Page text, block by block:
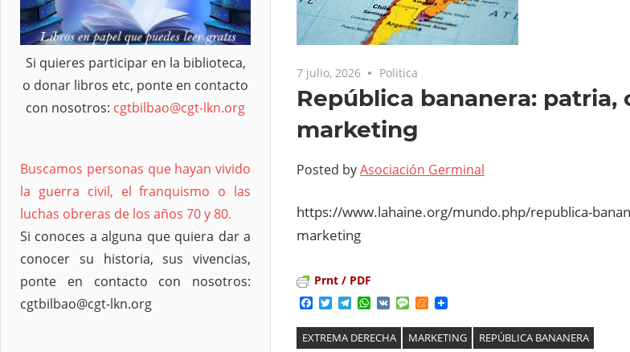
7 julio, 2026 Politica
República bananera: patria,
marketing
Posted byAsociación Germinal
https://www.lahaine.org/mundo.php/republica-
marketing
Prnt / PDF
Facebook
TwitterTelegram
WhatsApp
VK MessageMeneame
EXTREMA DERECHA MARKETING REPÚBLICA BANANERA
Si quieres participar en la biblioteca,
o donar libros etc, ponte en contacto
con nosotros: cgtbilbao@cgt-lkn.org
Buscamos personas que hayan vivido
la guerra civil, el franquismo o las
luchas obreras de los años 70 y 80.
Si conoces a alguna que quiera dar a
conocer su historia, sus vivencias,
ponte en contacto con nosotros:
cgtbilbao@cgt-lkn.org